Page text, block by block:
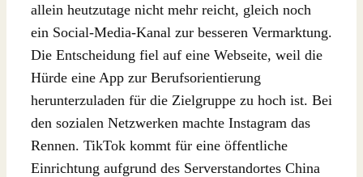
allein heutzutage nicht mehr reicht, gleich noch
ein Social-Media-Kanal zur besseren Vermarktung.
Die Entscheidung fiel auf eine Webseite, weil die
Hürde eine App zur Berufsorientierung
herunterzuladen für die Zielgruppe zu hoch ist. Bei
den sozialen Netzwerken machte Instagram das
Rennen. TikTok kommt für eine öffentliche
Einrichtung aufgrund des Serverstandortes China